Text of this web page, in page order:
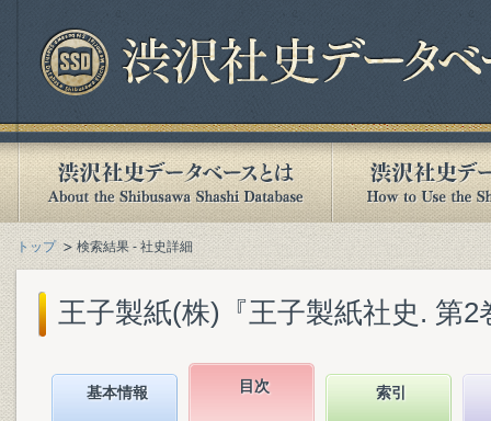
トップ 検索結果 - 社史詳細
王子製紙(株)『王子製紙社史. 第2
基本情報 目次 索引